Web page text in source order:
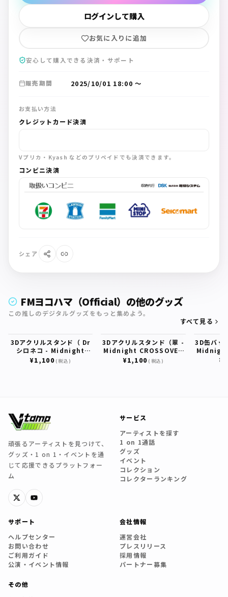
ログインして購入
お気に入りに追加
安心して購入できる決済・サポート
販売期間 2025/10/01 18:00 〜
お支払い方法
クレジットカード決済
Vプリカ・Kyash などのプリペイドでも決済できます。
コンビニ決済
シェア
FMヨコハマ（Official）の他のグッズ
この推しのデジタルグッズをもっと集めよう。
すべて見る
3Dアクリルスタンド（ Dr
シロネコ - Midnight
CROSSOVER 847 - ）
¥1,100(税込)
3Dアクリルスタンド（翠 -
Midnight CROSSOVER
847 - ）
¥1,100(税込)
3D缶バッ
Midnight
頑張るアーティストを見つけて、
グッズ・1 on 1・イベントを通
じて応援できるプラットフォー
ム
サービス
アーティストを探す
1 on 1通話
グッズ
イベント
コレクション
コレクターランキング
サポート
ヘルプセンター
お問い合わせ
ご利用ガイド
公演・イベント情報
会社情報
運営会社
プレスリリース
採用情報
パートナー募集
その他